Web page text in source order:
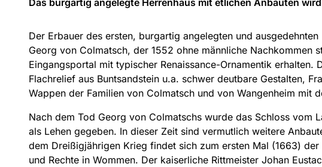
Der Erbauer des ersten, burgartig angelegten und
Georg von Colmatsch, der 1552 ohne männliche Nachkommen
Eingangsportal mit typischer Renaissance-Ornamentik erhalten.
Flachrelief aus Buntsandstein u.a. schwer deutbare Gestalten,
Wappen der Familien von Colmatsch und von Wangenheim mit
Nach dem Tod Georg von Colmatschs wurde das Schloss vom
als Lehen gegeben. In dieser Zeit sind vermutlich weitere
dem Dreißigjährigen Krieg findet sich zum ersten Mal (1663)
und Rechte in Wommen. Der kaiserliche Rittmeister Johan